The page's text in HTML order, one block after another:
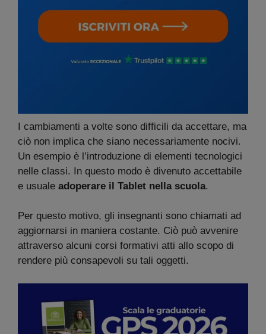
I cambiamenti a volte sono difficili da accettare, ma
ciò non implica che siano necessariamente nocivi.
Un esempio è l’introduzione di elementi tecnologici
nelle classi. In questo modo è divenuto accettabile
e usuale adoperare il Tablet nella scuola.
Per questo motivo, gli insegnanti sono chiamati ad
aggiornarsi in maniera costante. Ciò può avvenire
attraverso alcuni corsi formativi atti allo scopo di
rendere più consapevoli su tali oggetti.